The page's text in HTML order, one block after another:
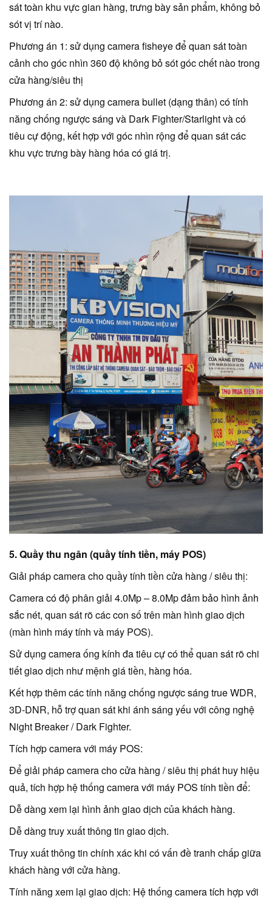
sát toàn khu vực gian hàng, trưng bày sản phẩm, không bỏ
sót vị trí nào.
Phương án 1: sử dụng camera fisheye để quan sát toàn
cảnh cho góc nhìn 360 độ không bỏ sót góc chết nào trong
cửa hàng/siêu thị
Phương án 2: sử dụng camera bullet (dạng thân) có tính
năng chống ngược sáng và Dark Fighter/Starlight và có
tiêu cự động, kết hợp với góc nhìn rộng để quan sát các
khu vực trưng bày hàng hóa có giá trị.
5. Quầy thu ngân (quầy tính tiền, máy POS)
Giải pháp camera cho quầy tính tiền cửa hàng / siêu thị:
Camera có độ phân giải 4.0Mp – 8.0Mp đảm bảo hình ảnh
sắc nét, quan sát rõ các con số trên màn hình giao dịch
(màn hình máy tính và máy POS).
Sử dụng camera ống kính đa tiêu cự có thể quan sát rõ chi
tiết giao dịch như mệnh giá tiền, hàng hóa.
Kết hợp thêm các tính năng chống ngược sáng true WDR,
3D-DNR, hỗ trợ quan sát khi ánh sáng yếu với công nghệ
Night Breaker / Dark Fighter.
Tích hợp camera với máy POS:
Để giải pháp camera cho cửa hàng / siêu thị phát huy hiệu
quả, tích hợp hệ thống camera với máy POS tính tiền để:
Dễ dàng xem lại hình ảnh giao dịch của khách hàng.
Dễ dàng truy xuất thông tin giao dịch.
Truy xuất thông tin chính xác khi có vấn đề tranh chấp giữa
khách hàng với cửa hàng.
Tính năng xem lại giao dịch: Hệ thống camera tích hợp với